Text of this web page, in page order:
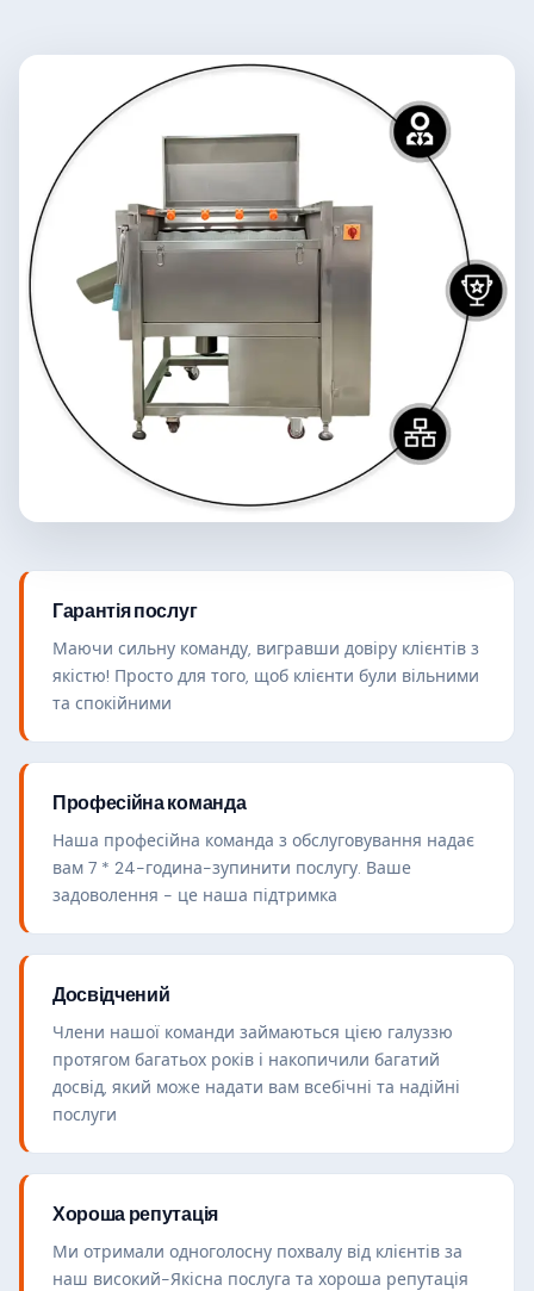
Гарантія послуг
Маючи сильну команду, вигравши довіру клієнтів з
якістю! Просто для того, щоб клієнти були вільними
та спокійними
Професійна команда
Наша професійна команда з обслуговування надає
вам 7 * 24-година-зупинити послугу. Ваше
задоволення - це наша підтримка
Досвідчений
Члени нашої команди займаються цією галуззю
протягом багатьох років і накопичили багатий
досвід, який може надати вам всебічні та надійні
послуги
Хороша репутація
Ми отримали одноголосну похвалу від клієнтів за
наш високий-Якісна послуга та хороша репутація